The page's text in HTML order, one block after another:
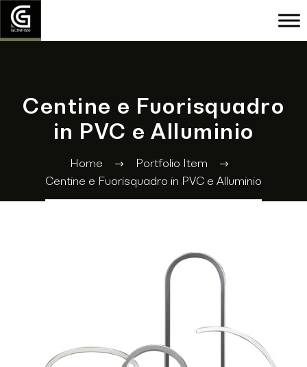
Centine e Fuorisquadro
in PVC e Alluminio
Home
Portfolio Item
Centine e Fuorisquadro in PVC e Alluminio